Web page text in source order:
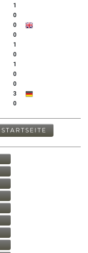
1
0
0
0
1
0
1
0
0
3
0
STARTSEITE